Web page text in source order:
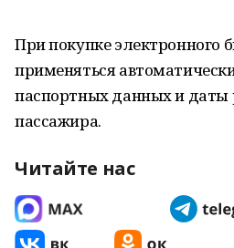
При покупке электронного
применяться
паспортных данных и даты
пассажира.
Читайте нас